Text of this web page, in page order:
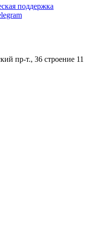
поддержка
пр-т., 36 строение 11